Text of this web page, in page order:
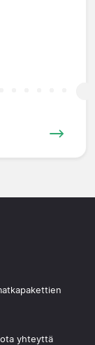
yhteyttä